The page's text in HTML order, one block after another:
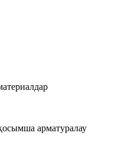
арматуралау